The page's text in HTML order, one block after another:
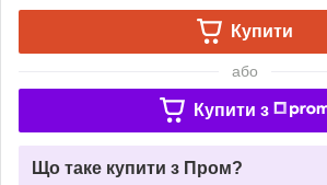
Купити
або
Купити з
Що таке купити з Пром?